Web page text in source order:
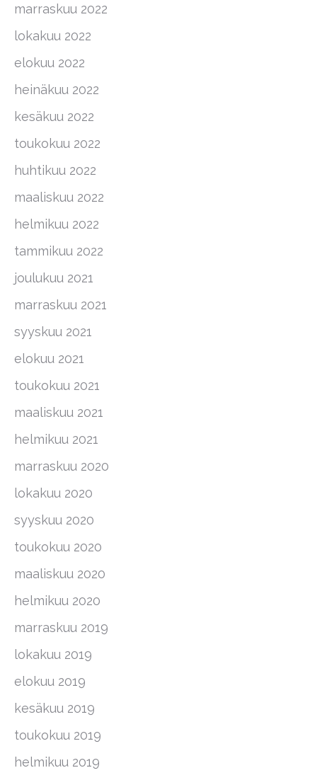
marraskuu 2022
lokakuu 2022
elokuu 2022
heinäkuu 2022
kesäkuu 2022
toukokuu 2022
huhtikuu 2022
maaliskuu 2022
helmikuu 2022
tammikuu 2022
joulukuu 2021
marraskuu 2021
syyskuu 2021
elokuu 2021
toukokuu 2021
maaliskuu 2021
helmikuu 2021
marraskuu 2020
lokakuu 2020
syyskuu 2020
toukokuu 2020
maaliskuu 2020
helmikuu 2020
marraskuu 2019
lokakuu 2019
elokuu 2019
kesäkuu 2019
toukokuu 2019
helmikuu 2019